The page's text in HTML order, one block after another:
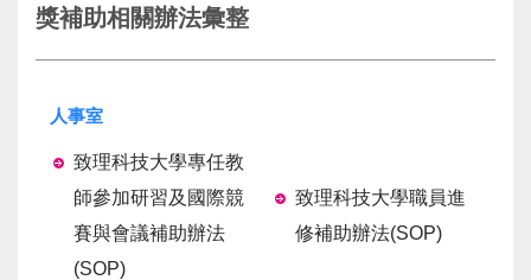
獎補助相關辦法彙整
人事室
致理科技大學專任教
師參加研習及國際競
賽與會議補助辦法
(SOP)
致理科技大學職員進
修補助辦法(SOP)